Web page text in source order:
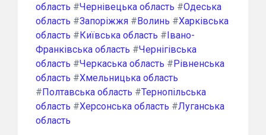
область #Чернівецька область #Одеська
область #Запоріжжя #Волинь #Харківська
область #Київська область #Івано-
Франківська область #Чернігівська
область #Черкаська область #Рівненська
область #Хмельницька область
#Полтавська область #Тернопільська
область #Херсонська область #Луганська
область